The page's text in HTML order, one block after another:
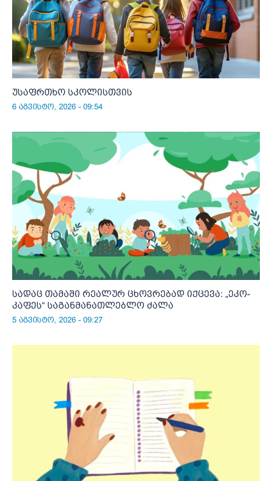
უსაფრთხო სკოლისთვის
6 აგვისტო, 2026 - 09:54
სადაც თამაში რეალურ ცხოვრებად იქცევა: „ეკო-
კაფეს“ საგანმანათლებლო ძალა
5 აგვისტო, 2026 - 09:27